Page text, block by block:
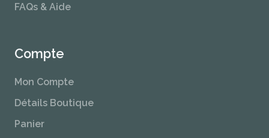
FAQs & Aide
Compte
Mon Compte
Détails Boutique
Panier